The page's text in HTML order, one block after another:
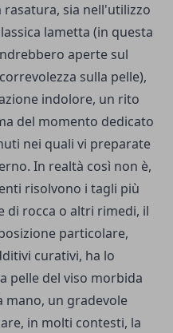
rasatura, sia nell'utilizzo
lametta (in questa
aperte sul
sulla pelle),
indolore, un rito
del momento dedicato
nei quali vi preparate
In realtà così non è,
risolvono i tagli più
di rocca o altri rimedi, il
particolare,
curativi, ha lo
pelle del viso morbida
mano, un gradevole
in molti contesti, la